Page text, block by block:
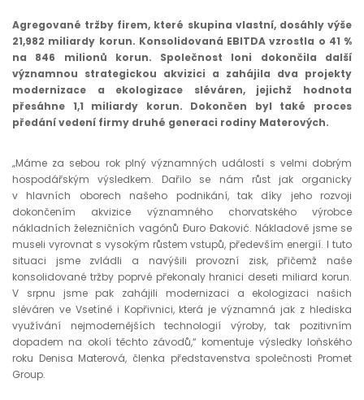
Agregované tržby firem, které skupina vlastní, dosáhly výše
21,982 miliardy korun. Konsolidovaná EBITDA vzrostla o 41 %
na 846 milionů korun. Společnost loni dokončila další
významnou strategickou akvizici a zahájila dva projekty
modernizace a ekologizace sléváren, jejichž hodnota
přesáhne 1,1 miliardy korun. Dokončen byl také proces
předání vedení firmy druhé generaci rodiny Materových.
„Máme za sebou rok plný významných událostí s velmi dobrým
hospodářským výsledkem. Dařilo se nám růst jak organicky
v hlavních oborech našeho podnikání, tak díky jeho rozvoji
dokončením akvizice významného chorvatského výrobce
nákladních železničních vagónů Đuro Đaković. Nákladově jsme se
museli vyrovnat s vysokým růstem vstupů, především energií. I tuto
situaci jsme zvládli a navýšili provozní zisk, přičemž naše
konsolidované tržby poprvé překonaly hranici deseti miliard korun.
V srpnu jsme pak zahájili modernizaci a ekologizaci našich
sléváren ve Vsetíně i Kopřivnici, která je významná jak z hlediska
využívání nejmodernějších technologií výroby, tak pozitivním
dopadem na okolí těchto závodů,“ komentuje výsledky loňského
roku Denisa Materová, členka představenstva společnosti Promet
Group.